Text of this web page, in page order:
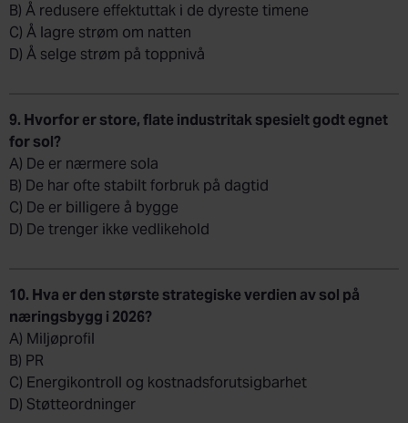
B) Å redusere effektuttak i de dyreste timene
C) Å lagre strøm om natten
D) Å selge strøm på toppnivå
9. Hvorfor er store, flate industritak spesielt godt egnet
for sol?
A) De er nærmere sola
B) De har ofte stabilt forbruk på dagtid
C) De er billigere å bygge
D) De trenger ikke vedlikehold
10. Hva er den største strategiske verdien av sol på
næringsbygg i 2026?
A) Miljøprofil
B) PR
C) Energikontroll og kostnadsforutsigbarhet
D) Støtteordninger